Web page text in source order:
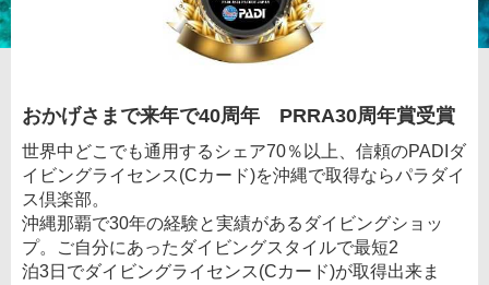
おかげさまで来年で40周年 PRRA30周年賞受賞
世界中どこでも通用するシェア70％以上、信頼のPADIダ
イビングライセンス(Cカード)を沖縄で取得ならパラダイ
ス倶楽部。
沖縄那覇で30年の経験と実績があるダイビングショッ
プ。ご自分にあったダイビングスタイルで最短2
泊3日でダイビングライセンス(Cカード)が取得出来ま